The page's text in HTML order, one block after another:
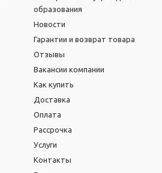
образования
Новости
Гарантии и возврат товара
Отзывы
Вакансии компании
Как купить
Доставка
Оплата
Рассрочка
Услуги
Контакты